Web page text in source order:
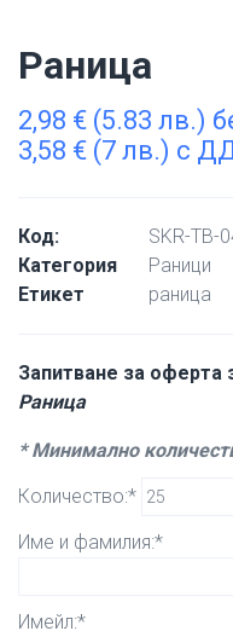
Раница
2,98 € (5.83 лв.)
3,58 € (7 лв.) с
Код:
SKR-TB-
Категория
Раници
Етикет
раница
Запитване за оферта
Раница
* Минимално
Количество:*
Име и фамилия:*
Имейл:*